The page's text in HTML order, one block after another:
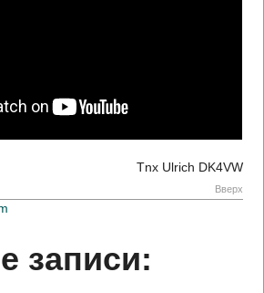
Tnx Ulrich DK4VW
Вверх
записи: